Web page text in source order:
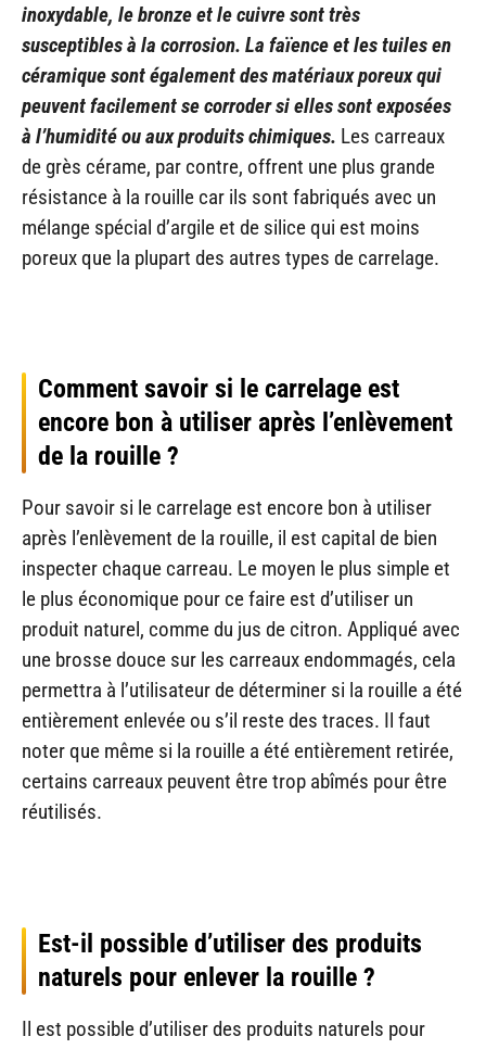
inoxydable, le bronze et le cuivre sont très
susceptibles à la corrosion. La faïence et les tuiles en
céramique sont également des matériaux poreux qui
peuvent facilement se corroder si elles sont exposées
à l’humidité ou aux produits chimiques. Les carreaux
de grès cérame, par contre, offrent une plus grande
résistance à la rouille car ils sont fabriqués avec un
mélange spécial d’argile et de silice qui est moins
poreux que la plupart des autres types de carrelage.
Comment savoir si le carrelage est
encore bon à utiliser après l’enlèvement
de la rouille ?
Pour savoir si le carrelage est encore bon à utiliser
après l’enlèvement de la rouille, il est capital de bien
inspecter chaque carreau. Le moyen le plus simple et
le plus économique pour ce faire est d’utiliser un
produit naturel, comme du jus de citron. Appliqué avec
une brosse douce sur les carreaux endommagés, cela
permettra à l’utilisateur de déterminer si la rouille a été
entièrement enlevée ou s’il reste des traces. Il faut
noter que même si la rouille a été entièrement retirée,
certains carreaux peuvent être trop abîmés pour être
réutilisés.
Est-il possible d’utiliser des produits
naturels pour enlever la rouille ?
Il est possible d’utiliser des produits naturels pour